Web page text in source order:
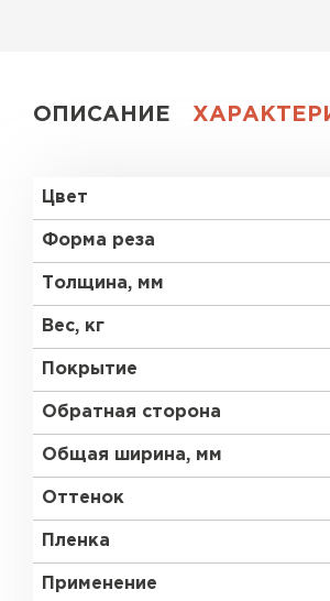
ОПИСАНИЕ
Цвет
Форма реза
Толщина, мм
Вес, кг
Покрытие
Обратная сторона
Общая ширина, мм
Оттенок
Пленка
Применение